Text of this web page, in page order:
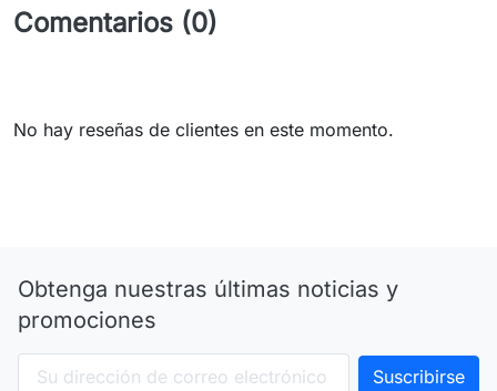
Comentarios (0)
No hay reseñas de clientes en este momento.
Obtenga nuestras últimas noticias y
promociones